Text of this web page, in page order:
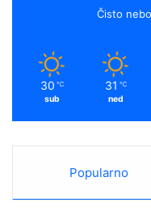
Čisto nebo
30 ℃
sub
31 ℃
ned
Popularno